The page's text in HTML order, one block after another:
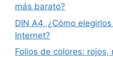
más barato?
DIN A4, ¿Cómo
Internet?
Folios de colores: